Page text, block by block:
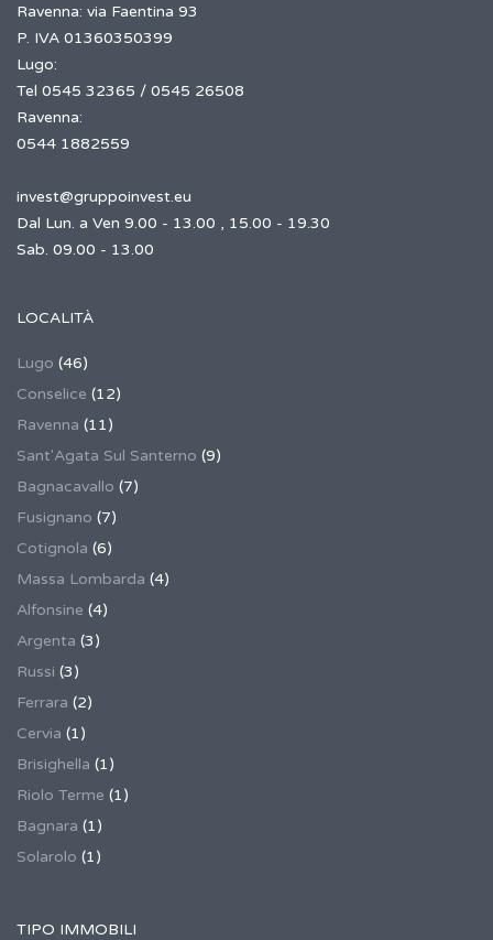
Ravenna: via Faentina 93
P. IVA 01360350399
Lugo:
Tel 0545 32365 / 0545 26508
Ravenna:
0544 1882559
invest@gruppoinvest.eu
Dal Lun. a Ven 9.00 - 13.00 , 15.00 - 19.30
Sab. 09.00 - 13.00
LOCALITÀ
Lugo (46)
Conselice (12)
Ravenna (11)
Sant'Agata Sul Santerno (9)
Bagnacavallo (7)
Fusignano (7)
Cotignola (6)
Massa Lombarda (4)
Alfonsine (4)
Argenta (3)
Russi (3)
Ferrara (2)
Cervia (1)
Brisighella (1)
Riolo Terme (1)
Bagnara (1)
Solarolo (1)
TIPO IMMOBILI